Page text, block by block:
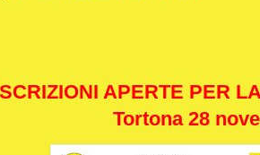
APERTE PER
Tortona 28